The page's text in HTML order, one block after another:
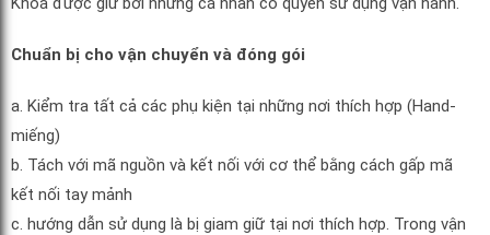
Chuẩn bị cho vận chuyển và đóng gói
a. Kiểm tra tất cả các phụ kiện tại những nơi thích hợp (Hand-
miếng)
b. Tách với mã nguồn và kết nối với cơ thể bằng cách gấp mã
kết nối tay mảnh
c. hướng dẫn sử dụng là bị giam giữ tại nơi thích hợp. Trong vận